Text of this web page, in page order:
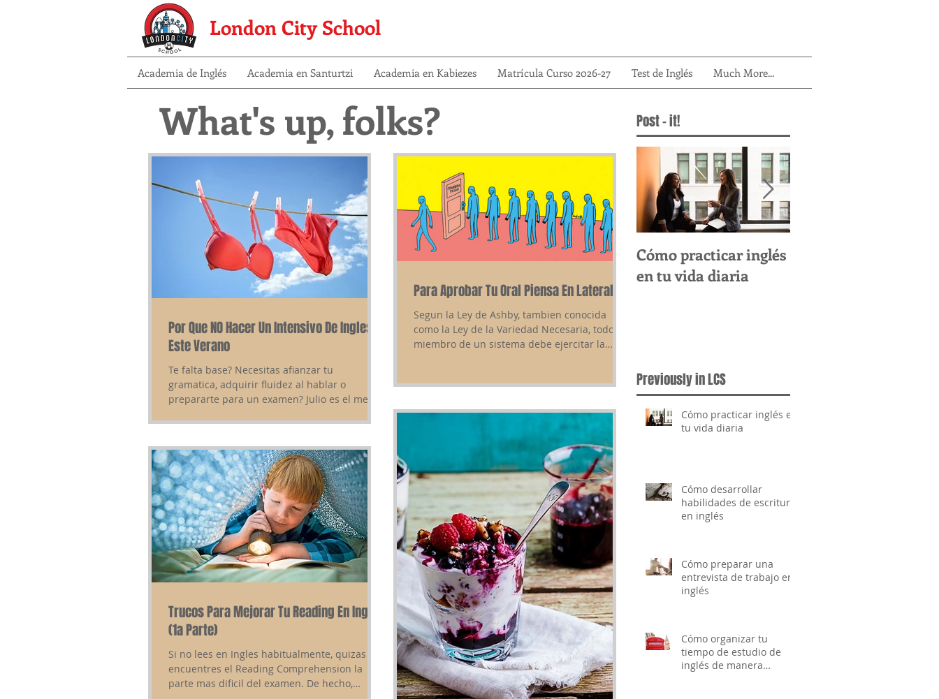
London City School
Academia de Inglés Academia en Santurtzi Academia en Kabiezes Matrícula Curso 2026-27 Test de Inglés Much More...
What's up, folks?
Por Que NO Hacer Un Intensivo De Ingles
Este Verano
Te falta base? Necesitas afianzar tu
gramatica, adquirir fluidez al hablar o
prepararte para un examen? Julio es el mes
Para Aprobar Tu Oral Piensa En Lateral
Segun la Ley de Ashby, tambien conocida
como la Ley de la Variedad Necesaria, todo
miembro de un sistema debe ejercitar la
Trucos Para Mejorar Tu Reading En Ingles
(1a Parte)
Si no lees en Ingles habitualmente, quizas
encuentres el Reading Comprehension la
parte mas dificil del examen. De hecho,
Post - it!
Cómo practicar inglés
en tu vida diaria
Previously in LCS
Cómo practicar inglés en
tu vida diaria
Cómo desarrollar
habilidades de escritura
en inglés
Cómo preparar una
entrevista de trabajo en
inglés
Cómo organizar tu
tiempo de estudio de
inglés de manera